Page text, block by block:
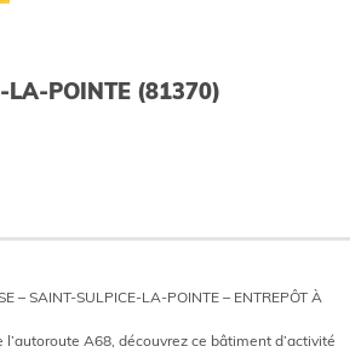
LA-POINTE (81370)
– SAINT-SULPICE-LA-POINTE – ENTREPÔT À
A68, découvrez ce bâtiment d’activité